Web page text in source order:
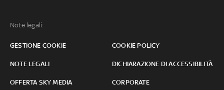
Note legali:
GESTIONE COOKIE COOKIE POLICY
NOTE LEGALI DICHIARAZIONE DI ACCESSIBILITÀ
OFFERTA SKY MEDIA CORPORATE